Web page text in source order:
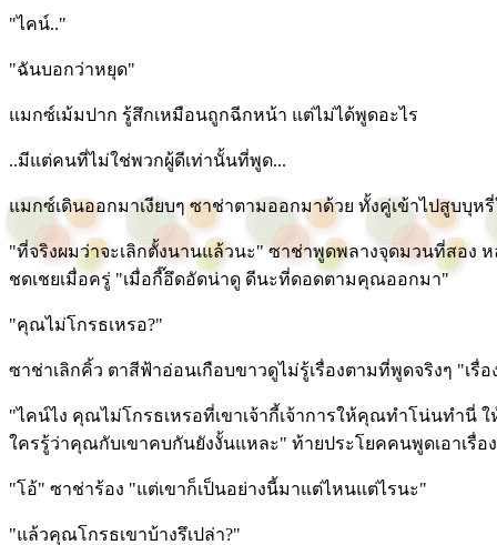
"ไคน์.."
"ฉันบอกว่าหยุด"
แมกซ์เม้มปาก รู้สึกเหมือนถูกฉีกหน้า แต่ไม่ได้พูดอะไร
..มีแต่คนที่ไม่ใช่พวกผู้ดีเท่านั้นที่พูด...
แมกซ์เดินออกมาเงียบๆ ซาช่าตามออกมาด้วย ทั้งคู่เข้าไปสูบบุห
"ที่จริงผมว่าจะเลิกตั้งนานแล้วนะ" ซาช่าพูดพลางจุดมวนที่สอง ห
ชดเชยเมื่อครู่ "เมื่อกี๊อึดอัดน่าดู ดีนะที่ดอดตามคุณออกมา"
"คุณไม่โกรธเหรอ?"
ซาช่าเลิกคิ้ว ตาสีฟ้าอ่อนเกือบขาวดูไม่รู้เรื่องตามที่พูดจริงๆ "เรื่อ
"ไคน์ไง คุณไม่โกรธเหรอที่เขาเจ้ากี้เจ้าการให้คุณทำโน่นทำนี่
ใครรู้ว่าคุณกับเขาคบกันยังงั้นแหละ" ท้ายประโยคคนพูดเอาเรื่อง
"โอ้" ซาช่าร้อง "แต่เขาก็เป็นอย่างนี้มาแต่ไหนแต่ไรนะ"
"แล้วคุณโกรธเขาบ้างรึเปล่า?"